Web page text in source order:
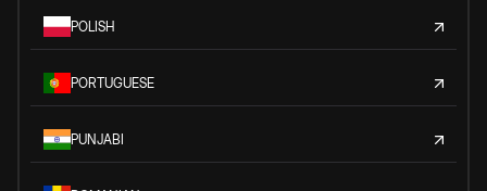
POLISH
PORTUGUESE
PUNJABI